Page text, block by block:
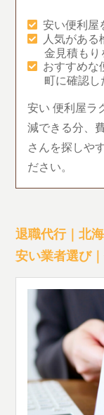
安い便利屋
人気があ
金見積もり
おすすめな
町に確認し
安い 便利屋ラ
減できる分、
さんを探しや
ださい。
退職代行｜北
安い業者選び